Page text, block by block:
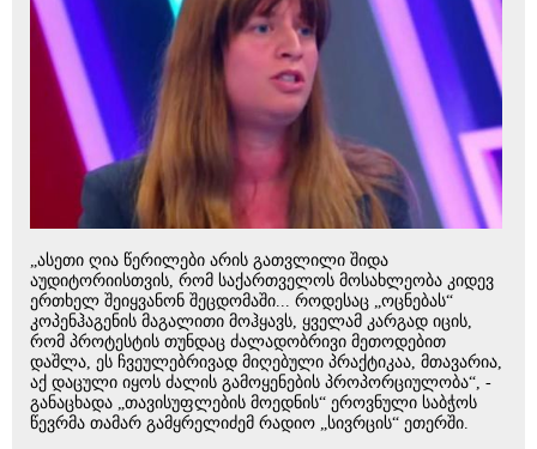
„ასეთი ღია წერილები არის გათვლილი შიდა
აუდიტორიისთვის, რომ საქართველოს მოსახლეობა კიდევ
ერთხელ შეიყვანონ შეცდომაში... როდესაც „ოცნებას“
კოპენჰაგენის მაგალითი მოჰყავს, ყველამ კარგად იცის,
რომ პროტესტის თუნდაც ძალადობრივი მეთოდებით
დაშლა, ეს ჩვეულებრივად მიღებული პრაქტიკაა, მთავარია,
აქ დაცული იყოს ძალის გამოყენების პროპორციულობა“, -
განაცხადა „თავისუფლების მოედნის“ ეროვნული საბჭოს
წევრმა თამარ გამყრელიძემ რადიო „სივრცის“ ეთერში.